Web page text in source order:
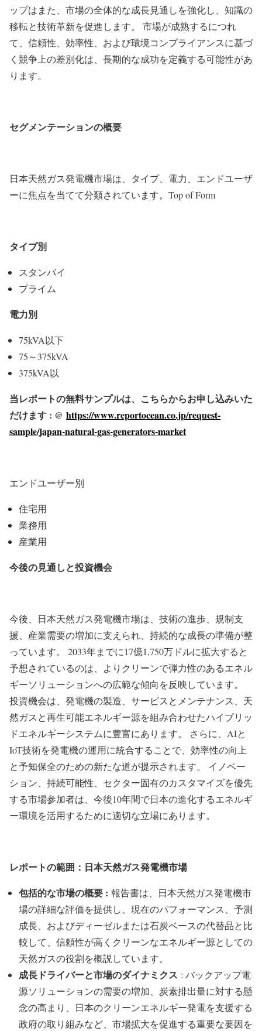
ップはまた、市場の全体的な成長見通しを強化し、知識の
移転と技術革新を促進します。 市場が成熟するにつれ
て、信頼性、効率性、および環境コンプライアンスに基づ
く競争上の差別化は、長期的な成功を定義する可能性があ
ります。
セグメンテーションの概要
日本天然ガス発電機市場は、タイプ、電力、エンドユーザ
ーに焦点を当てて分類されています。Top of Form
タイプ別
スタンバイ
プライム
電力別
75kVA以下
75～375kVA
375kVA以
当レポートの無料サンプルは、こちらからお申し込みいた
だけます : @ https://www.reportocean.co.jp/request-
sample/japan-natural-gas-generators-market
エンドユーザー別
住宅用
業務用
産業用
今後の見通しと投資機会
今後、日本天然ガス発電機市場は、技術の進歩、規制支
援、産業需要の増加に支えられ、持続的な成長の準備が整
っています。 2033年までに17億1,750万ドルに拡大すると
予想されているのは、よりクリーンで弾力性のあるエネル
ギーソリューションへの広範な傾向を反映しています。
投資機会は、発電機の製造、サービスとメンテナンス、天
然ガスと再生可能エネルギー源を組み合わせたハイブリッ
ドエネルギーシステムに豊富にあります。 さらに、AIと
IoT技術を発電機の運用に統合することで、効率性の向上
と予知保全のための新たな道が提示されます。 イノベー
ション、持続可能性、セクター固有のカスタマイズを優先
する市場参加者は、今後10年間で日本の進化するエネルギ
ー環境を活用するために適切な立場にあります。
レポートの範囲：日本天然ガス発電機市場
包括的な市場の概要 : 報告書は、日本天然ガス発電機市
場の詳細な評価を提供し、現在のパフォーマンス、予測
成長、およびディーゼルまたは石炭ベースの代替品と比
較して、信頼性が高くクリーンなエネルギー源としての
天然ガスの役割を概説しています。
成長ドライバーと市場のダイナミクス : バックアップ電
源ソリューションの需要の増加、炭素排出量に対する懸
念の高まり、日本のクリーンエネルギー発電を支援する
政府の取り組みなど、市場拡大を促進する重要な要因を